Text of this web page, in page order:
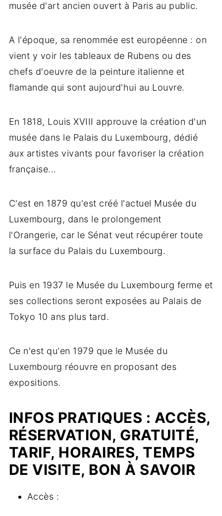
musée d'art ancien ouvert à Paris au public.
A l'époque, sa renommée est européenne : on
vient y voir les tableaux de Rubens ou des
chefs d'oeuvre de la peinture italienne et
flamande qui sont aujourd'hui au Louvre.
En 1818, Louis XVIII approuve la création d'un
musée dans le Palais du Luxembourg, dédié
aux artistes vivants pour favoriser la création
française...
C'est en 1879 qu'est créé l'actuel Musée du
Luxembourg, dans le prolongement
l'Orangerie, car le Sénat veut récupérer toute
la surface du Palais du Luxembourg.
Puis en 1937 le Musée du Luxembourg ferme et
ses collections seront exposées au Palais de
Tokyo 10 ans plus tard.
Ce n'est qu'en 1979 que le Musée du
Luxembourg réouvre en proposant des
expositions.
INFOS PRATIQUES : ACCÈS,
RÉSERVATION, GRATUITÉ,
TARIF, HORAIRES, TEMPS
DE VISITE, BON À SAVOIR
Accès :